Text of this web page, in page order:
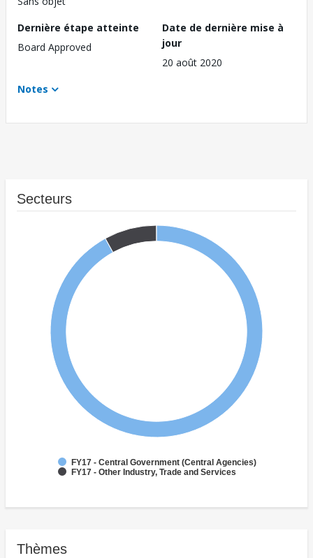
Dernière étape atteinte
Board Approved
Date de dernière mise à
jour
20 août 2020
Notes
Secteurs
FY17 - Central Government (Central Agencies)
FY17 - Other Industry, Trade and Services
Thèmes